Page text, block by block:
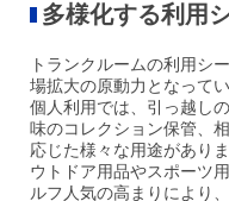
多様化する利用
トランクルームの利用シ
場拡大の原動力となってい
個人利用では、引っ越し
味のコレクション保管、
応じた様々な用途があり
ウトドア用品やスポーツ
ルフ人気の高まりにより